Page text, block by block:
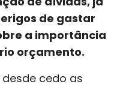
de gastar
a importância
orçamento.
cedo as